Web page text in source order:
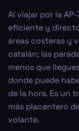
Al viajar por la
eficiente y
áreas costeras y
catalán; las
menos que
donde puede
de la hora. Es un
más placentero
volante.